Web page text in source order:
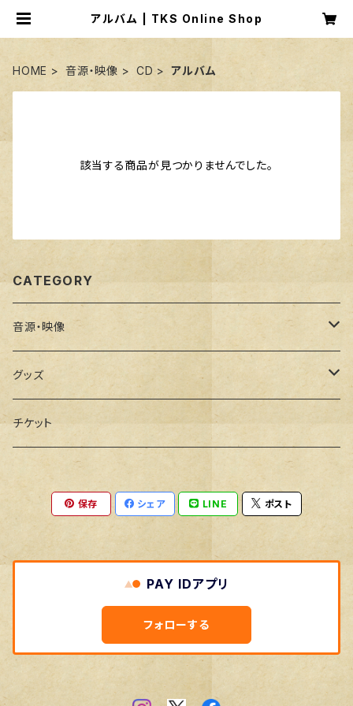
アルバム | TKS Online Shop
HOME 音源・映像 CD アルバム
該当する商品が見つかりませんでした。
CATEGORY
音源・映像
CD
デモ音源
ミニアルバム
アルバム
DVD
グッズ
Tシャツ
七分袖
スタジアムジャケット
スウェット
トレーナー
タオル
トート
その他
チケット
保存 シェア LINE ポスト
PAY IDアプリ
フォローする